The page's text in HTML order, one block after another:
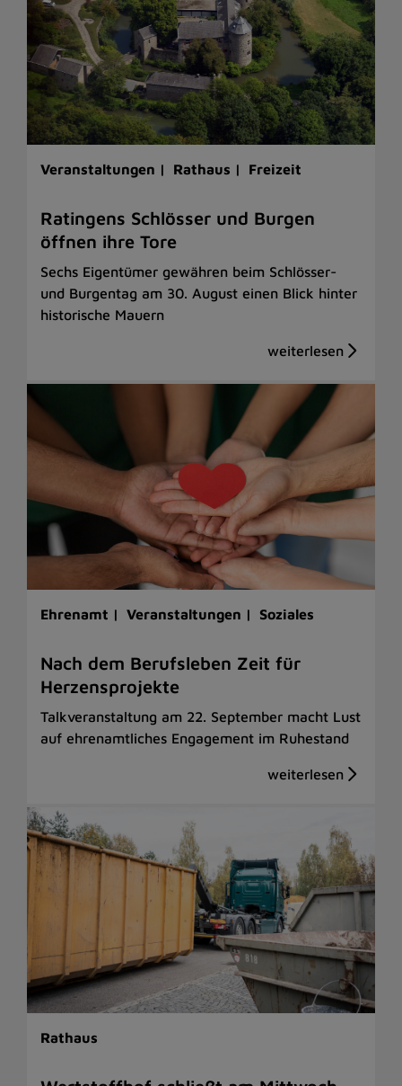
Veranstaltungen | Rathaus | Freizeit
Ratingens Schlösser und Burgen
öffnen ihre Tore
Sechs Eigentümer gewähren beim Schlösser-
und Burgentag am 30. August einen Blick hinter
historische Mauern
Ehrenamt | Veranstaltungen | Soziales
Nach dem Berufsleben Zeit für
Herzensprojekte
Talkveranstaltung am 22. September macht Lust
auf ehrenamtliches Engagement im Ruhestand
Rathaus